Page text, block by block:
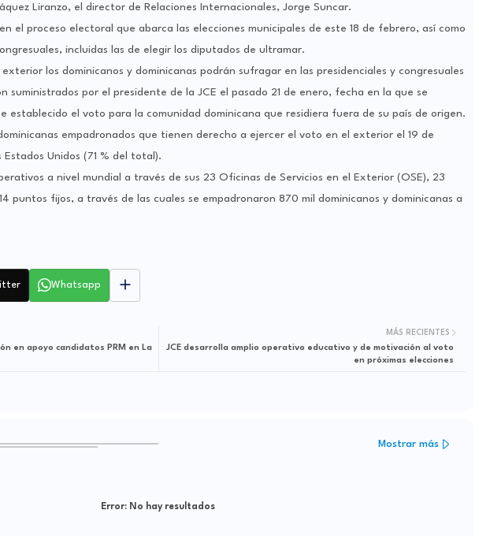
Liranzo, el director de Relaciones Internacionales, Jorge Suncar.
el proceso electoral que abarca las elecciones municipales de este 18 de febrero, así como
incluidas las de elegir los diputados de ultramar.
los dominicanos y dominicanas podrán sufragar en las presidenciales y congresuales
suministrados por el presidente de la JCE el pasado 21 de enero, fecha en la que se
establecido el voto para la comunidad dominicana que residiera fuera de su país de origen.
empadronados que tienen derecho a ejercer el voto en el exterior el 19 de
Unidos (71 % del total).
a nivel mundial a través de sus 23 Oficinas de Servicios en el Exterior (OSE), 23
puntos fijos, a través de las cuales se empadronaron 870 mil dominicanos y dominicanas a
Whatsapp
MÁS RECIENTES
JCE desarrolla amplio operativo educativo y de motivación al voto
en próximas elecciones
en apoyo candidatos PRM en La
Mostrar más
Error: No hay resultados